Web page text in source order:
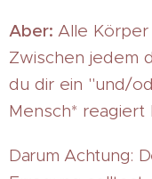
Aber: Alle Körper
Zwischen jedem
du dir ein "und/
Mensch* reagiert
Darum Achtung: